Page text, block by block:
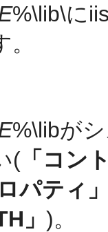
%\lib\に
%\libが
( 「コン
パティ
」 )。